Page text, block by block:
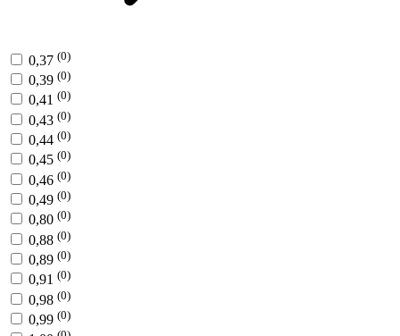
0,37 (0)
0,39 (0)
0,41 (0)
0,43 (0)
0,44 (0)
0,45 (0)
0,46 (0)
0,49 (0)
0,80 (0)
0,88 (0)
0,89 (0)
0,91 (0)
0,98 (0)
0,99 (0)